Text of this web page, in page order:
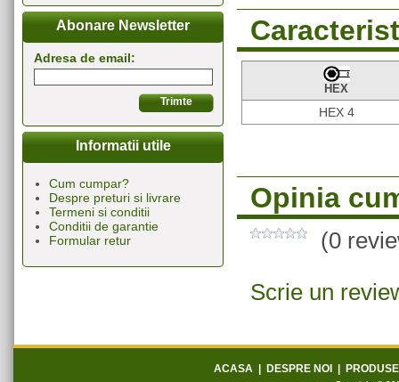
Abonare Newsletter
Adresa de email:
Informatii utile
Cum cumpar?
Despre preturi si livrare
Termeni si conditii
Conditii de garantie
Formular retur
HEX
HEX 4
Opinia
(0
Scrie un
ACASA DESPRE NOI